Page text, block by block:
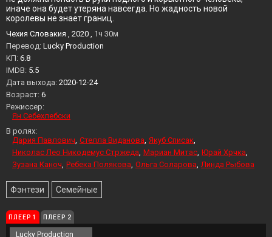
иначе она будет утеряна навсегда. Но жадность новой
королевы не знает границ.
Чехия Словакия , 2020 , 1ч 30м
Перевод: Lucky Production
KП: 6.8
IMDB: 5.5
Дата выхода: 2020-12-24
Возраст: 6
Режиссер:
Ян Себехлебски
В ролях:
Дария Павлович Стелла Виданова Якуб Списак
Николас Лео Никодемус Стржеда Мариан Митас Юрай Хрчка
Зузана Каноч Ребека Полякова Ольга Соларова Линда Рыбова
Фэнтези Семейные
ПЛЕЕР 1 ПЛЕЕР 2
Lucky Production